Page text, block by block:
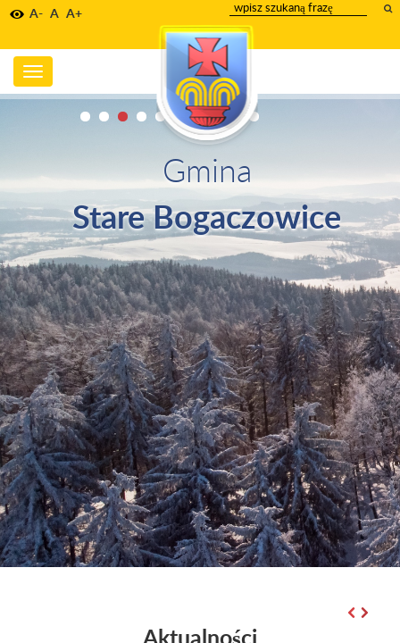
A- A A+
wpisz
szukany
tekst
Toggle
navigation
Gmina
Stare Bogaczowice